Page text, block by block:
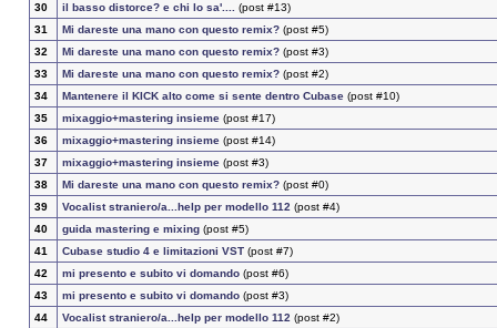
30
il basso distorce? e chi lo sa'.... (post #13)
31
Mi dareste una mano con questo remix?(post #5)
32
Mi dareste una mano con questo remix?(post #3)
33
Mi dareste una mano con questo remix?(post #2)
34
Mantenere il KICK alto come si sente dentro Cubase(post #10)
35
mixaggio+mastering insieme(post #17)
36
mixaggio+mastering insieme(post #14)
37
mixaggio+mastering insieme(post #3)
38
Mi dareste una mano con questo remix?(post #0)
39
Vocalist straniero/a...help per modello 112(post #4)
40
guida mastering e mixing(post #5)
41
Cubase studio 4 e limitazioni VST(post #7)
42
mi presento e subito vi domando(post #6)
43
mi presento e subito vi domando(post #3)
44
Vocalist straniero/a...help per modello 112(post #2)